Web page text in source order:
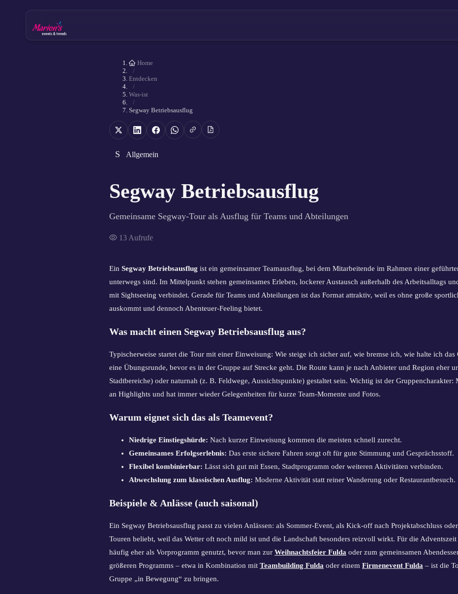
Home
/
Entdecken
/
Was-ist
/
Segway Betriebsausflug
S Allgemein
Segway Betriebsausflug
Gemeinsame Segway-Tour als Ausflug für Teams und Abteilungen
13 Aufrufe
Ein Segway Betriebsausflug ist ein gemeinsamer Teamausflug, bei dem Mitarbeitende im Rahmen einer
unterwegs sind. Im Mittelpunkt stehen gemeinsames Erleben, lockerer Austausch außerhalb des Arbeitsalltags
mit Sightseeing verbindet. Gerade für Teams und Abteilungen ist das Format attraktiv, weil es ohne große
auskommt und dennoch Abenteuer-Feeling bietet.
Was macht einen Segway Betriebsausflug aus?
Typischerweise startet die Tour mit einer Einweisung: Wie steige ich sicher auf, wie bremse ich, wie halte ich
eine Übungsrunde, bevor es in der Gruppe auf Strecke geht. Die Route kann je nach Anbieter und Region eher
Stadtbereiche) oder naturnah (z. B. Feldwege, Aussichtspunkte) gestaltet sein. Wichtig ist der Gruppencharakter:
an Highlights und hat immer wieder Gelegenheiten für kurze Team-Momente und Fotos.
Warum eignet sich das als Teamevent?
Niedrige Einstiegshürde: Nach kurzer Einweisung kommen die meisten schnell zurecht.
Gemeinsames Erfolgserlebnis: Das erste sichere Fahren sorgt oft für gute Stimmung und Gesprächsstoff.
Flexibel kombinierbar: Lässt sich gut mit Essen, Stadtprogramm oder weiteren Aktivitäten verbinden.
Abwechslung zum klassischen Ausflug: Moderne Aktivität statt reiner Wanderung oder Restaurantbesuch.
Beispiele & Anlässe (auch saisonal)
Ein Segway Betriebsausflug passt zu vielen Anlässen: als Sommer-Event, als Kick-off nach Projektabschluss
Touren beliebt, weil das Wetter oft noch mild ist und die Landschaft besonders reizvoll wirkt. Für die Adventszeit
häufig eher als Vorprogramm genutzt, bevor man zur Weihnachtsfeier Fulda oder zum gemeinsamen
größeren Programms – etwa in Kombination mit Teambuilding Fulda oder einem Firmenevent Fulda – ist die
Gruppe „in Bewegung“ zu bringen.